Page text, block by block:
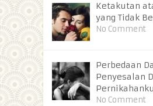
Ketakutan
yang Tidak
No Comment
Perbedaan
Penyesalan
Pernikahanku
No Comment